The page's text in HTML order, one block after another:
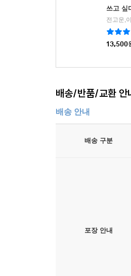
쓰고 싶
13,500
배송/반품/교환 안
배송 안내
배송 구분
포장 안내